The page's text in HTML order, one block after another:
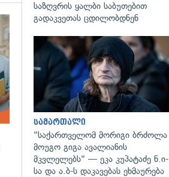
საზღვრის ყალბი საბუთებით
გადაკვეთას ცდილობდნენ
სამართალი
"საქართველომ მორიგი ბრძოლა
მოუგო გიგა ავალიანის
მკვლელებს" — ეკა კუპატაძე ნ.ი-
სა და ა.ბ-ს დაკავებას ეხმაურება